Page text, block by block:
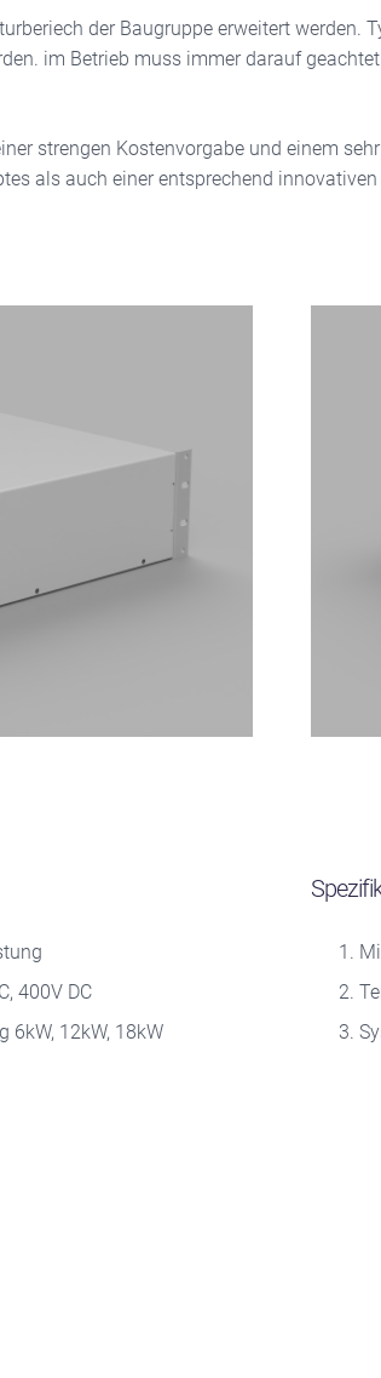
der Baugruppe erweitert werden.
im Betrieb muss immer darauf
strengen Kostenvorgabe und einem
als auch einer entsprechend
400V DC
6kW, 12kW, 18kW